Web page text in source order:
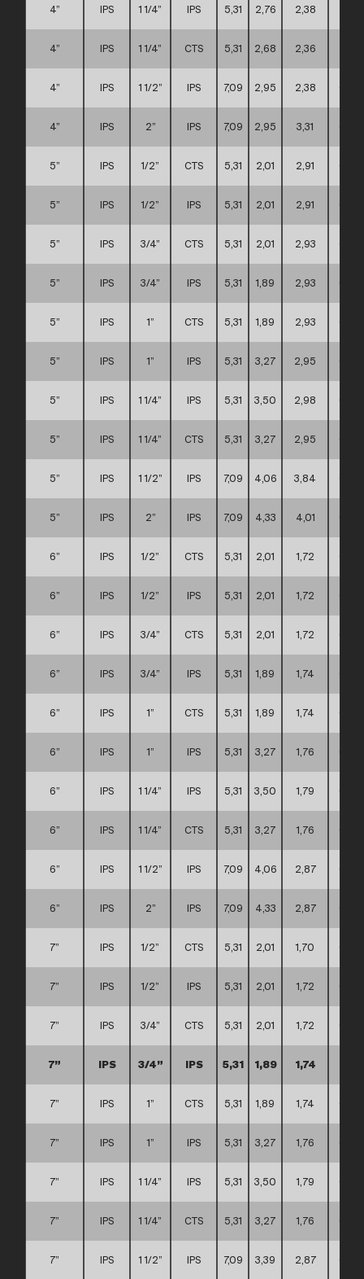
4” IPS 1 1/4” IPS 5,31 2,76 2,38
4” IPS 1 1/4” CTS 5,31 2,68 2,36
4” IPS 1 1/2” IPS 7,09 2,95 2,38 C
4” IPS 2” IPS 7,09 2,95 3,31
5” IPS 1/2” CTS 5,31 2,01 2,91 C
5” IPS 1/2” IPS 5,31 2,01 2,91
5” IPS 3/4” CTS 5,31 2,01 2,93 C
5” IPS 3/4” IPS 5,31 1,89 2,93
5” IPS 1” CTS 5,31 1,89 2,93 C
5” IPS 1” IPS 5,31 3,27 2,95
5” IPS 1 1/4” IPS 5,31 3,50 2,98 C
5” IPS 1 1/4” CTS 5,31 3,27 2,95
5” IPS 1 1/2” IPS 7,09 4,06 3,84 C
5” IPS 2” IPS 7,09 4,33 4,01
6” IPS 1/2” CTS 5,31 2,01 1,72 C
6” IPS 1/2” IPS 5,31 2,01 1,72
6” IPS 3/4” CTS 5,31 2,01 1,72 C
6” IPS 3/4” IPS 5,31 1,89 1,74
6” IPS 1” CTS 5,31 1,89 1,74 C
6” IPS 1” IPS 5,31 3,27 1,76
6” IPS 1 1/4” IPS 5,31 3,50 1,79 C
6” IPS 1 1/4” CTS 5,31 3,27 1,76
6” IPS 1 1/2” IPS 7,09 4,06 2,87 C
6” IPS 2” IPS 7,09 4,33 2,87
7” IPS 1/2” CTS 5,31 2,01 1,70 C
7” IPS 1/2” IPS 5,31 2,01 1,72
7” IPS 3/4” CTS 5,31 2,01 1,72 C
7” IPS 3/4” IPS 5,31 1,89 1,74
7” IPS 1” CTS 5,31 1,89 1,74 C
7” IPS 1” IPS 5,31 3,27 1,76
7” IPS 1 1/4” IPS 5,31 3,50 1,79 C
7” IPS 1 1/4” CTS 5,31 3,27 1,76
7” IPS 1 1/2” IPS 7,09 3,39 2,87 C